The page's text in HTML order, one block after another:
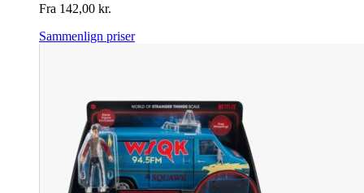
Fra 142,00 kr.
Sammenlign priser